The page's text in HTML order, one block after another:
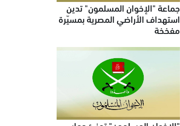
جماعة "الإخوان المسلمون" تدين
استهداف الأراضي المصرية بمسيّرة
مفخخة